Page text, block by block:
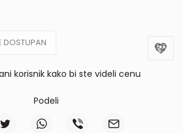
DOSTUPAN
korisnik kako bi ste videli cenu
Podeli